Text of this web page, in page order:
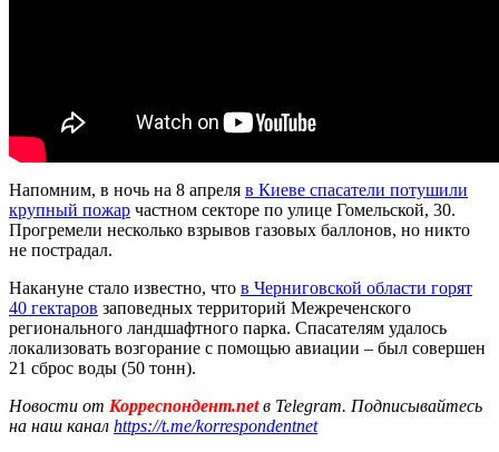
Напомним, в ночь на 8 апреля в Киеве спасатели потушили
крупный пожар частном секторе по улице Гомельской, 30.
Прогремели несколько взрывов газовых баллонов, но никто
не пострадал.
Накануне стало известно, что в Черниговской области горят
40 гектаров заповедных территорий Межреченского
регионального ландшафтного парка. Спасателям удалось
локализовать возгорание с помощью авиации – был совершен
21 сброс воды (50 тонн).
Новости от Корреспондент.netв Telegram. Подписывайтесь
на наш канал https://t.me/korrespondentnet